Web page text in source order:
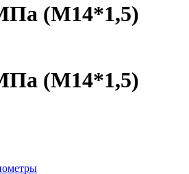
(М14*1,5)
(М14*1,5)